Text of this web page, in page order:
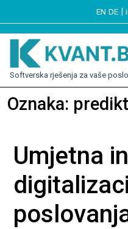
EN DE|
Softverska rješenja za vaše
Oznaka:
Umjetna